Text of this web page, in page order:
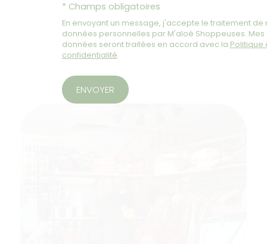
* Champs obligatoires
En envoyant un message, j'accepte le traitement de
données personnelles par M'aloé Shoppeuses. Mes
données seront traitées en accord avec la Politique
confidentialité.
ENVOYER